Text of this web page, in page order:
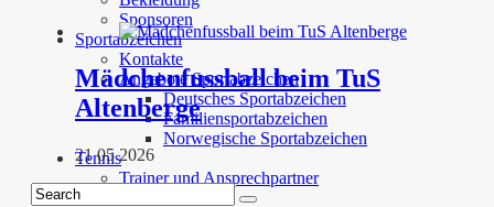
Sponsoren
Sportabzeichen
Kontakte
Angebote Sportabzeichen
Deutsches Sportabzeichen
Familiensportabzeichen
Norwegische Sportabzeichen
Tennis
Trainer und Ansprechpartner
Mädchenfussball beim TuS
Altenberge
21 05 2026